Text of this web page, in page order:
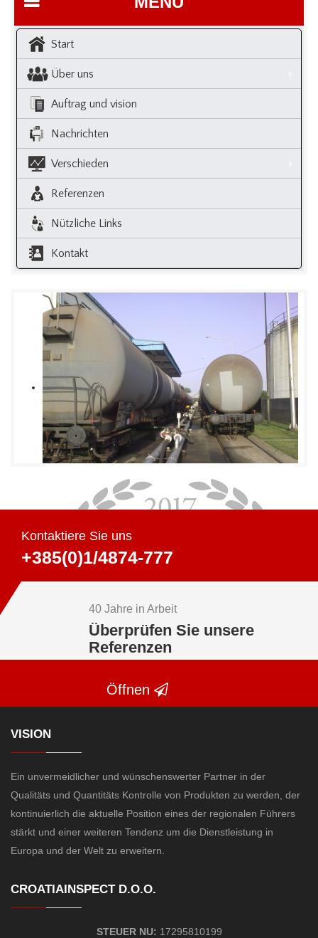
Start
Über uns
Auftrag und vision
Nachrichten
Verschieden
Referenzen
Nützliche Links
Kontakt
Kontaktiere Sie uns
+385(0)1/4874-777
40 Jahre in Arbeit
Überprüfen Sie unsere
Referenzen
Öffnen
VISION
Ein unvermeidlicher und wünschenswerter Partner in der
Qualitäts und Quantitäts Kontrolle von Produkten zu werden, der
kontinuierlich die aktuelle Position eines der regionalen Führers
stärkt und einer weiteren Tendenz um die Dienstleistung in
Europa und der Welt zu erweitern.
CROATIAINSPECT D.O.O.
STEUER NU: 17295810199